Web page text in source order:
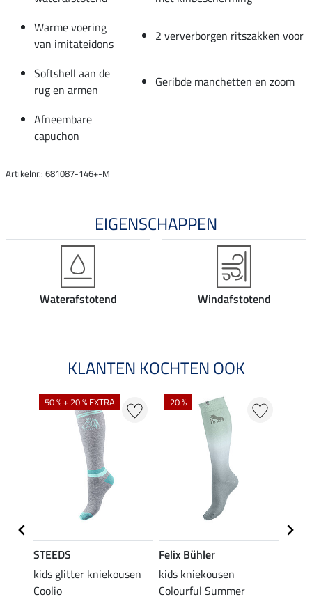
Warme voering
van imitateidons
2 ververborgen ritszakken voor
Softshell aan de
rug en armen
Geribde manchetten en zoom
Afneembare
capuchon
Artikelnr.: 681087-146+-M
EIGENSCHAPPEN
Waterafstotend Windafstotend
KLANTEN KOCHTEN OOK
50 % + 20 % EXTRA
STEEDS
kids glitter kniekousen
Coolio
20 %
Felix Bühler
kids kniekousen
Colourful Summer